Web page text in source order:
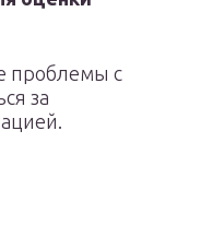
проблемы с
за